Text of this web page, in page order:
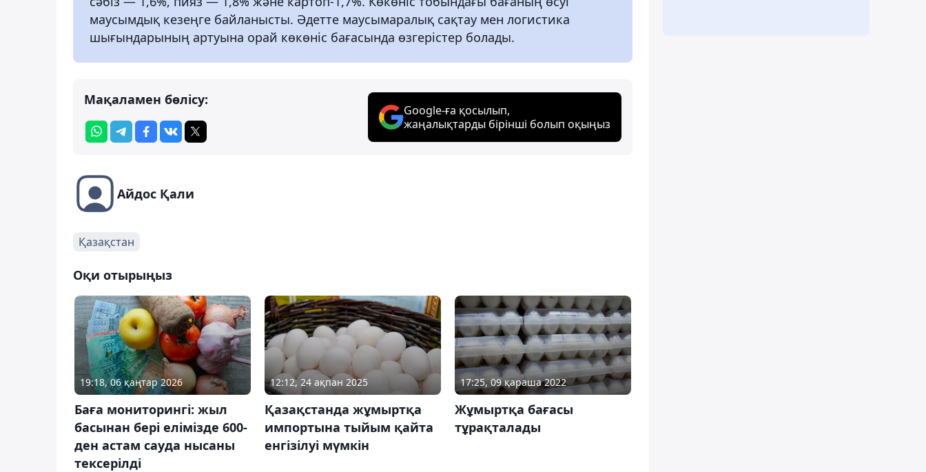
маусымдық кезеңге байланысты. Әдетте маусымаралық сақтау мен логистика
шығындарының артуына орай көкөніс бағасында өзгерістер болады.
Мақаламен бөлісу:
Google-ға қосылып,
жаңалықтарды бірінші болып оқыңыз
Айдос Қали
Қазақстан
Оқи отырыңыз
19:18, 06 қаңтар 2026
Баға мониторингі: жыл
басынан бері елімізде 600-
ден астам сауда нысаны
тексерілді
12:12, 24 ақпан 2025
Қазақстанда жұмыртқа
импортына тыйым қайта
енгізілуі мүмкін
17:25, 09 қараша 2022
Жұмыртқа бағасы
тұрақталады